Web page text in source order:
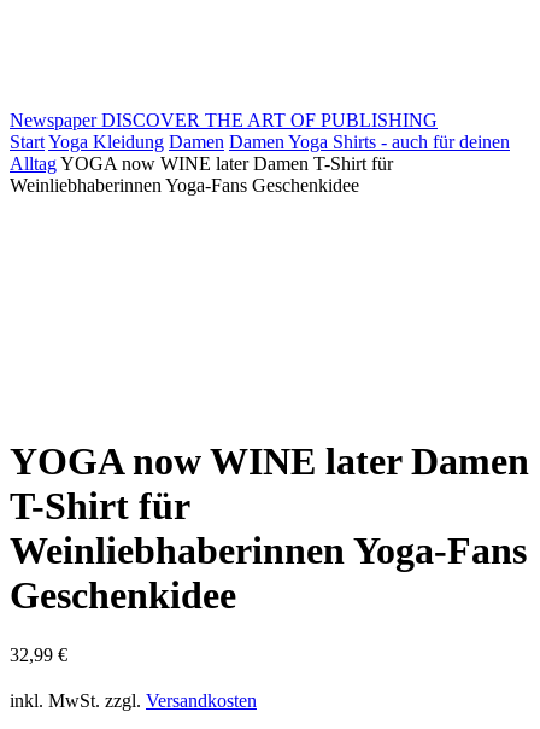
Newspaper DISCOVER THE ART OF PUBLISHING
StartYoga Kleidung Damen Damen Yoga Shirts - auch für deinen
AlltagYOGA now WINE later Damen T-Shirt für
Weinliebhaberinnen Yoga-Fans Geschenkidee
YOGA now WINE later Damen
T-Shirt für
Weinliebhaberinnen Yoga-Fans
Geschenkidee
32,99 €
inkl. MwSt. zzgl. Versandkosten